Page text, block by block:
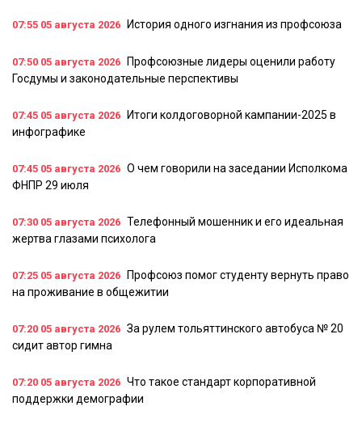
07:55 05 августа 2026 История одного изгнания из профсоюза
07:50 05 августа 2026
Профсоюзные лидеры оценили работу
Госдумы и законодательные перспективы
07:45 05 августа 2026
Итоги колдоговорной кампании-2025 в
инфографике
07:45 05 августа 2026 О чем говорили на заседании Исполкома
ФНПР 29 июля
07:30 05 августа 2026 Телефонный мошенник и его идеальная
жертва глазами психолога
07:25 05 августа 2026
Профсоюз помог студенту вернуть право
на проживание в общежитии
07:20 05 августа 2026 За рулем тольяттинского автобуса № 20
сидит автор гимна
07:20 05 августа 2026 Что такое стандарт корпоративной
поддержки демографии